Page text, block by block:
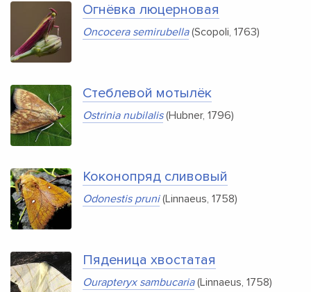
Огнёвка люцерновая
Oncocera semirubella(Scopoli, 1763)
Стеблевой мотылёк
Ostrinia nubilalis(Hubner, 1796)
Коконопряд сливовый
Odonestis pruni(Linnaeus, 1758)
Пяденица хвостатая
Ourapteryx sambucaria(Linnaeus, 1758)